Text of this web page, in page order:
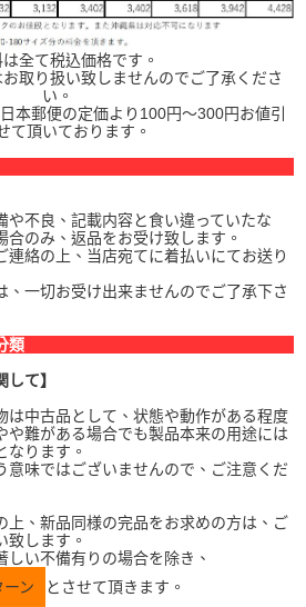
全て税込価格です。
取り扱い致しませんのでご了承くださ
い。
本郵便の定価より100円～300円お値引
て頂いております。
や不良、記載内容と食い違っていたな
合のみ、返品をお受け致します。
連絡の上、当店宛てに着払いにてお送り
、一切お受け出来ませんのでご了承下さ
類
て】
中古品として、状態や動作がある程度
や難がある場合でも製品本来の用途には
なります。
意味ではございませんので、ご注意くだ
上、新品同様の完品をお求めの方は、ご
致します。
い不備有りの場合を除き、
ン
とさせて頂きます。